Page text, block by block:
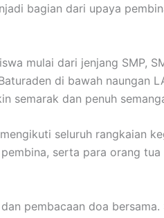
bagian dari upaya
mulai dari jenjang SMP,
di bawah
semarak dan penuh
seluruh rangkaian
serta para orang
pembacaan doa